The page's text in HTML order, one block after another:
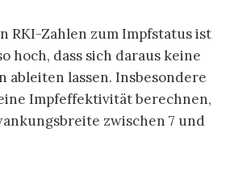
RKI-Zahlen zum Impfstatus ist
hoch, dass sich daraus keine
ableiten lassen. Insbesondere
Impfeffektivität berechnen,
zwischen 7 und